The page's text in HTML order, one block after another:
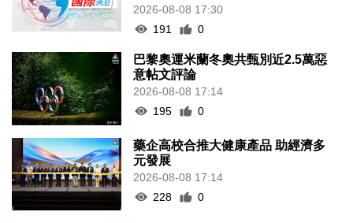
2026-08-08 17:30
191
0
巴黎奧運米蘭冬奧共甄別近2.5萬惡
意帖文評論
2026-08-08 17:14
195
0
藥企高校合推大健康產品 助經濟多
元發展
2026-08-08 17:14
228
0